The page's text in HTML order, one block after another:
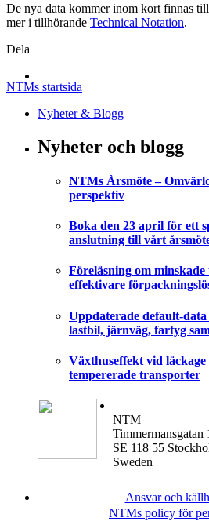
De nya data kommer inom kort finnas
mer i tillhörande Technical Notation.
Dela
NTMs startsida
Nyheter & Blogg
Nyheter och blogg
NTMs Årsmöte –
perspektiv
Boka den 23 april för ett
anslutning till vårt
Föreläsning om minskade
effektivare
Uppdaterade default-
lastbil, järnväg, fartyg
Växthuseffekt vid
tempererade transporter
NTM
Timmermansgatan
SE 118 55
Sweden
Ansvar och
NTMs policy för